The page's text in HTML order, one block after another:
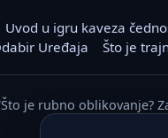
Uvod u igru kaveza
Uređaja
Što je
Što je rubno oblikovanje?